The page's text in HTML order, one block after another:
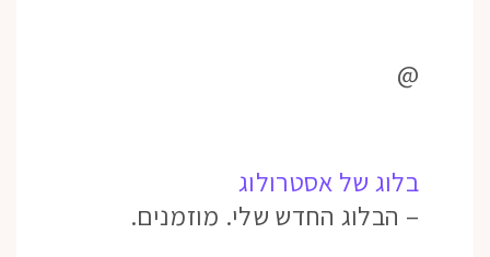
@
בלוג של אסטרולוג
– הבלוג החדש שלי. מוזמנים.